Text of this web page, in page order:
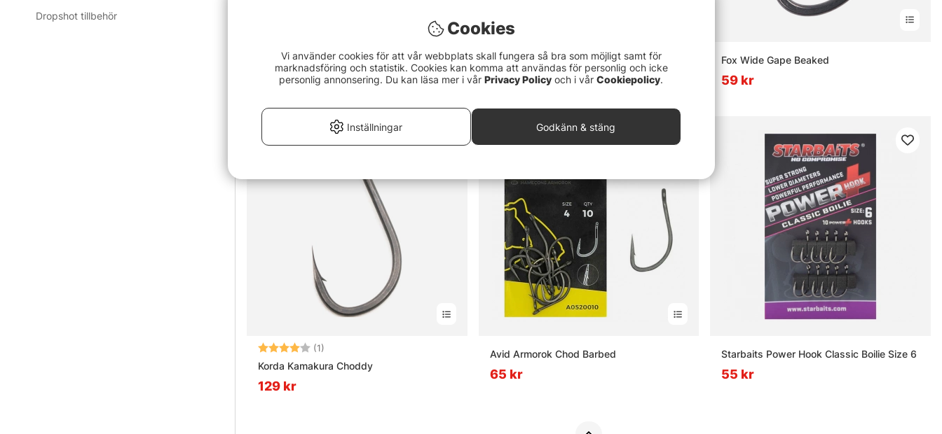
Dropshot tillbehör
Betyg: (1)5.0 utav 5 stjärnor
Korda Kurv Shank X
Avid Armorok Curve Barbed
65 kr
Fox Wide Gape Beaked
59 kr
Betyg: (1)
Korda Kamakura Choddy
129 kr
Avid Armorok Chod Barbed
65 kr
Starbaits Power Hook Classic Boilie Size 6
55 kr
Cookies
Vi använder cookies för att vår webbplats skall fungera så bra som möjligt samt för
marknadsföring och statistik. Cookies kan komma att användas för personlig och icke
personlig annonsering. Du kan läsa mer i vår Privacy Policy och i vår Cookiepolicy.
Inställningar Godkänn & stäng